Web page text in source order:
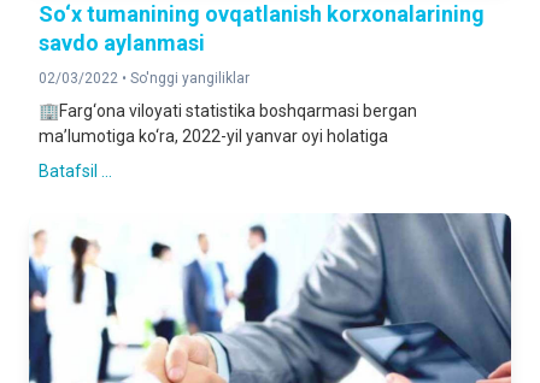
So‘x tumanining ovqatlanish korxonalarining
savdo aylanmasi
02/03/2022 • So'nggi yangiliklar
🏢Farg‘ona viloyati statistika boshqarmasi bergan
ma’lumotiga ko‘ra, 2022-yil yanvar oyi holatiga
Batafsil ...